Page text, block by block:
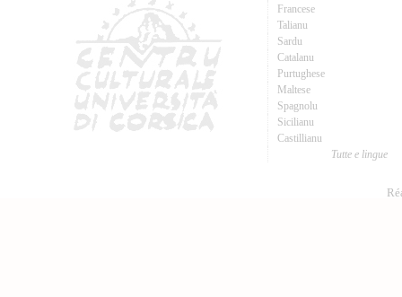
Francese
Talianu
Sardu
Catalanu
Purtughese
Maltese
Spagnolu
Sicilianu
Castillianu
Tutte e lingue